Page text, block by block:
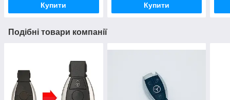
Купити Купити
Подібні товари компанії